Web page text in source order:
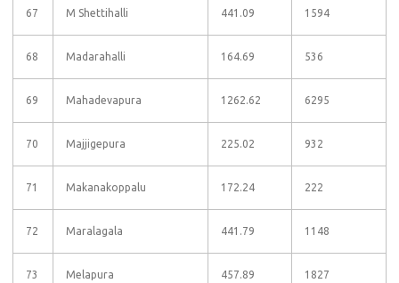
67 M Shettihalli 441.09 1594
68 Madarahalli 164.69 536
69 Mahadevapura 1262.62 6295
70 Majjigepura 225.02 932
71 Makanakoppalu 172.24 222
72 Maralagala 441.79 1148
73 Melapura 457.89 1827